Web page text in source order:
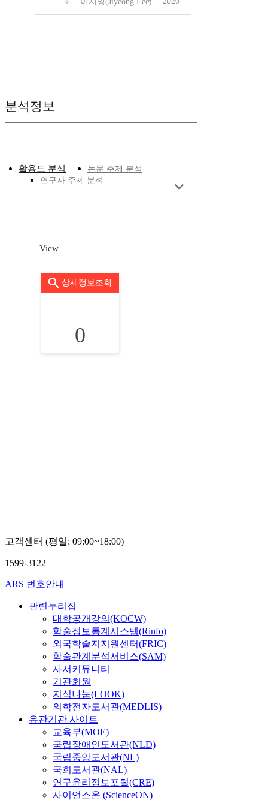
분석정보
활용도 분석
논문 주제 분석
연구자 주제 분석
View
상세정보조회
0
고객센터 (평일: 09:00~18:00)
1599-3122
ARS 번호안내
관련누리집
대학공개강의(KOCW)
학술정보통계시스템(Rinfo)
외국학술지지원센터(FRIC)
학술관계분석서비스(SAM)
사서커뮤니티
기관회원
지식나눔(LOOK)
의학전자도서관(MEDLIS)
유관기관 사이트
교육부(MOE)
국립장애인도서관(NLD)
국립중앙도서관(NL)
국회도서관(NAL)
연구윤리정보포털(CRE)
사이언스온 (ScienceON)